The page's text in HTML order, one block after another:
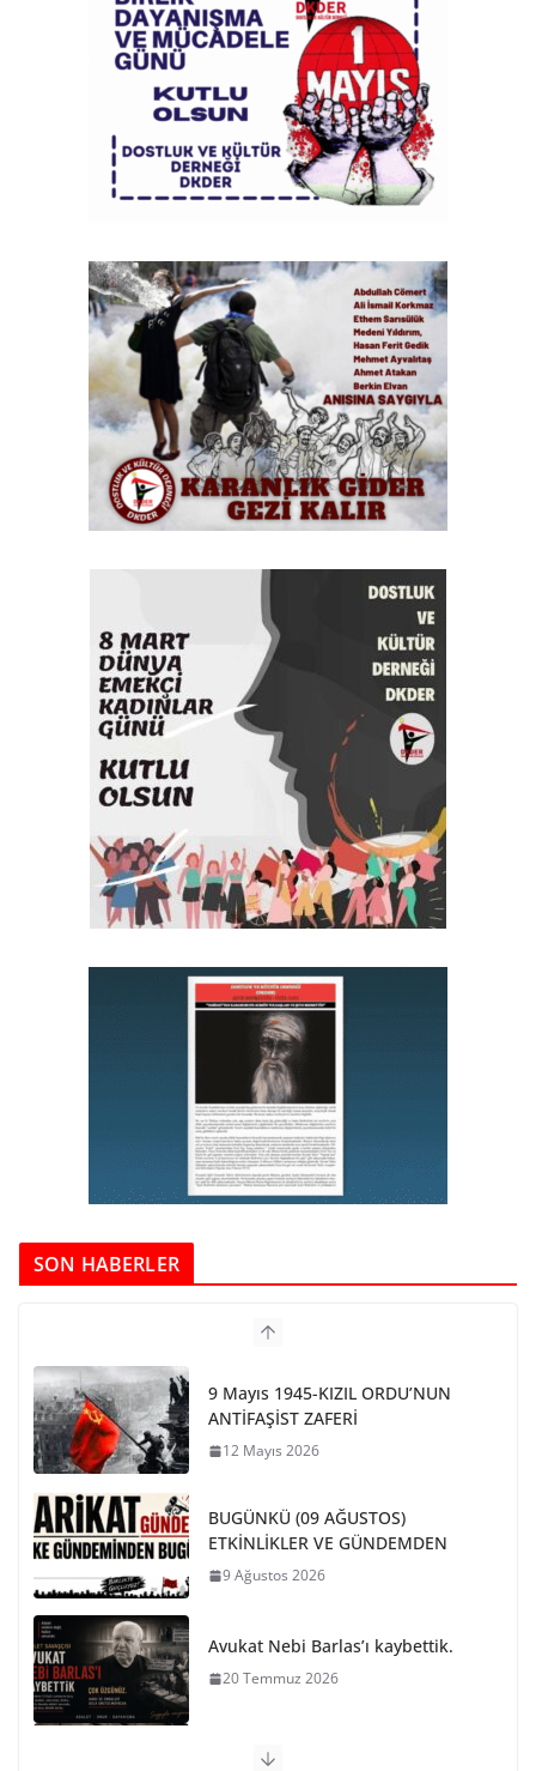
SON HABERLER
BUGÜNKÜ (09 AĞUSTOS)
ETKİNLİKLER VE GÜNDEMDEN
9 Ağustos 2026
Avukat Nebi Barlas’ı kaybettik.
20 Temmuz 2026
KARŞI BİRLEŞELİM